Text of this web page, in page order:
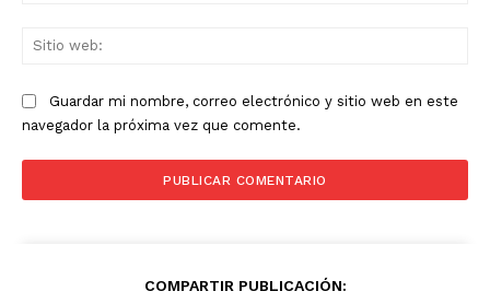
Guardar mi nombre, correo electrónico y sitio web en este
navegador la próxima vez que comente.
COMPARTIR PUBLICACIÓN: